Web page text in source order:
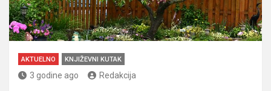
AKTUELNO KNJIŽEVNI KUTAK
3 godine ago Redakcija